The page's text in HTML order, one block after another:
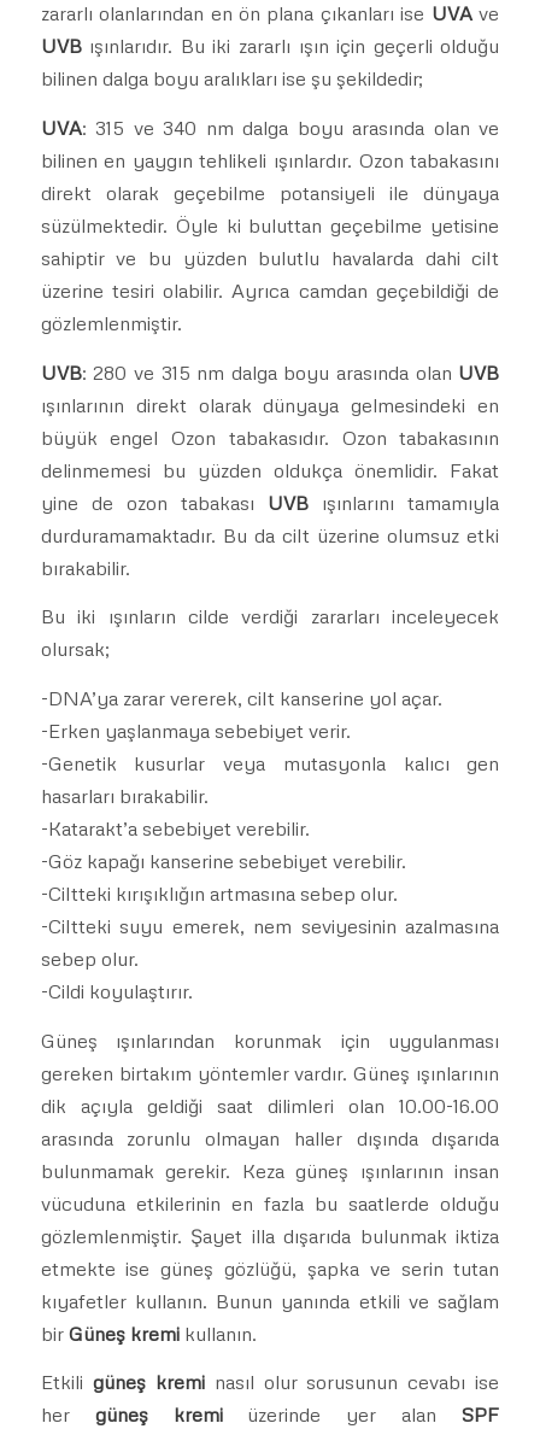
zararlı olanlarından en ön plana çıkanları ise UVAve
UVBışınlarıdır. Bu iki zararlı ışın için geçerli olduğu
bilinen dalga boyu aralıkları ise şu şekildedir;
UVA: 315 ve 340 nm dalga boyu arasında olan ve
bilinen en yaygın tehlikeli ışınlardır. Ozon tabakasını
direkt olarak geçebilme potansiyeli ile dünyaya
süzülmektedir. Öyle ki buluttan geçebilme yetisine
sahiptir ve bu yüzden bulutlu havalarda dahi cilt
üzerine tesiri olabilir. Ayrıca camdan geçebildiği de
gözlemlenmiştir.
UVB: 280 ve 315 nm dalga boyu arasında olan UVB
ışınlarının direkt olarak dünyaya gelmesindeki en
büyük engel Ozon tabakasıdır. Ozon tabakasının
delinmemesi bu yüzden oldukça önemlidir. Fakat
yine de ozon tabakası UVB ışınlarını tamamıyla
durduramamaktadır. Bu da cilt üzerine olumsuz etki
bırakabilir.
Bu iki ışınların cilde verdiği zararları inceleyecek
olursak;
-DNA’ya zarar vererek, cilt kanserine yol açar.
-Erken yaşlanmaya sebebiyet verir.
-Genetik kusurlar veya mutasyonla kalıcı gen
hasarları bırakabilir.
-Katarakt’a sebebiyet verebilir.
-Göz kapağı kanserine sebebiyet verebilir.
-Ciltteki kırışıklığın artmasına sebep olur.
-Ciltteki suyu emerek, nem seviyesinin azalmasına
sebep olur.
-Cildi koyulaştırır.
Güneş ışınlarından korunmak için uygulanması
gereken birtakım yöntemler vardır. Güneş ışınlarının
dik açıyla geldiği saat dilimleri olan 10.00-16.00
arasında zorunlu olmayan haller dışında dışarıda
bulunmamak gerekir. Keza güneş ışınlarının insan
vücuduna etkilerinin en fazla bu saatlerde olduğu
gözlemlenmiştir. Şayet illa dışarıda bulunmak iktiza
etmekte ise güneş gözlüğü, şapka ve serin tutan
kıyafetler kullanın. Bunun yanında etkili ve sağlam
bir Güneş kremikullanın.
Etkili güneş kreminasıl olur sorusunun cevabı ise
her güneş kremiüzerinde yer alanSPF